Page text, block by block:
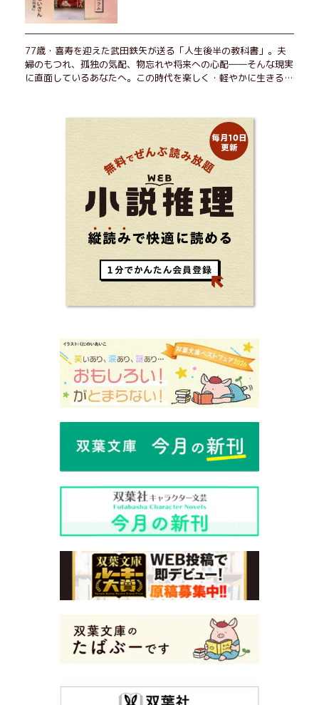
77歳・喜寿を迎えた武田鉄矢が送る「人生後半の教科書」。夫
婦のもつれ、孤独の気配、物忘れや将来への心配――そんな現実
に直面しているあなたへ。この時代を楽しく・軽やかに生きるヒ
ら！ 読むだけで前向きになれる一冊。